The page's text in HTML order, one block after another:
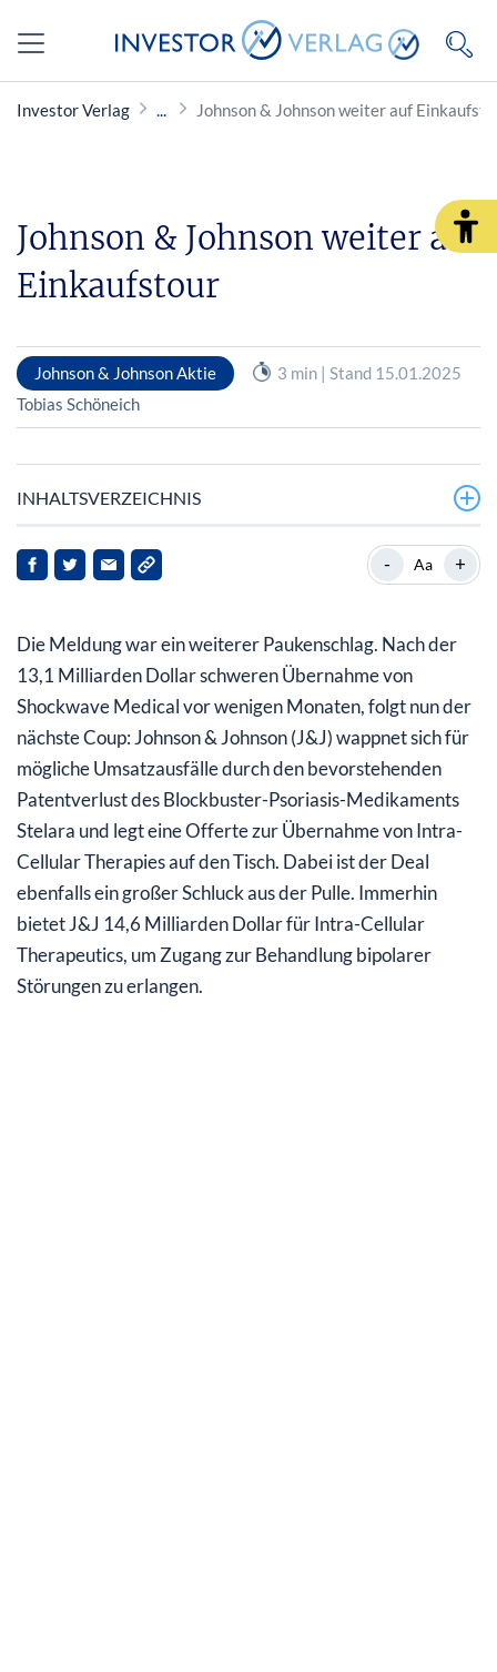
Investor Verlag Johnson & Johnson weiter auf
Johnson & Johnson weiter auf
Einkaufstour
Johnson & Johnson Aktie
3 min | Stand 15.01.2025
Tobias Schöneich
INHALTSVERZEICHNIS
Gesundheits-Gigant aus den USA mit langer Tradition…
Spezialist für die Behandlung bipolarer Störungen
Intra-Cellular Therapeutics-Aktie hebt ab
- Aa +
Die Meldung war ein weiterer Paukenschlag. Nach der
13,1 Milliarden Dollar schweren Übernahme von
Shockwave Medical vor wenigen Monaten, folgt nun der
nächste Coup: Johnson & Johnson (J&J) wappnet sich für
mögliche Umsatzausfälle durch den bevorstehenden
Patentverlust des Blockbuster-Psoriasis-Medikaments
Stelara und legt eine Offerte zur Übernahme von Intra-
Cellular Therapies auf den Tisch. Dabei ist der Deal
ebenfalls ein großer Schluck aus der Pulle. Immerhin
bietet J&J 14,6 Milliarden Dollar für Intra-Cellular
Therapeutics, um Zugang zur Behandlung bipolarer
Störungen zu erlangen.